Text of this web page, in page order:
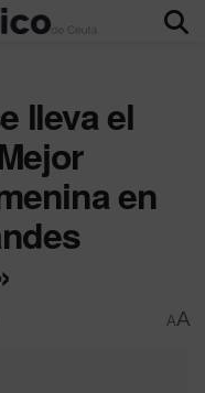
lleva el
en
AA